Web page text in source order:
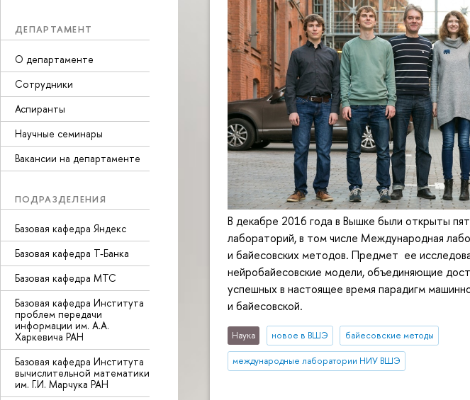
ДЕПАРТАМЕНТ
О департаменте
Сотрудники
Аспиранты
Научные семинары
Вакансии на департаменте
ПОДРАЗДЕЛЕНИЯ
Базовая кафедра Яндекс
Базовая кафедра Т-Банка
Базовая кафедра МТС
Базовая кафедра Института
проблем передачи
информации им. А.А.
Харкевича РАН
Базовая кафедра Института
вычислительной математики
им. Г.И. Марчука РАН
В декабре 2016 года в Вышке были открыты
лабораторий, в том числе Международная
и байесовских методов. Предмет ее
нейробайесовские модели, объединяющие
успешных в настоящее время парадигм
и байесовской.
Наука новое в ВШЭ байесовские методы
международные лаборатории НИУ ВШЭ